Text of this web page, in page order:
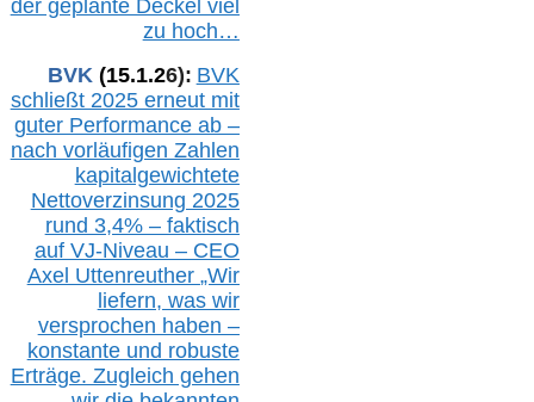
der geplante Deckel viel
zu hoch…
BVK(15.1.26): BVK
schließt 2025 erneut mit
guter Performance ab –
nach vorläufigen Zahlen
kapitalgewichtete
Nettoverzinsung 2025
rund 3,4% – faktisch
auf VJ-Niveau – CEO
Axel Uttenreuther „Wir
liefern, was wir
versprochen haben –
konstante und robuste
Erträge. Zugleich gehen